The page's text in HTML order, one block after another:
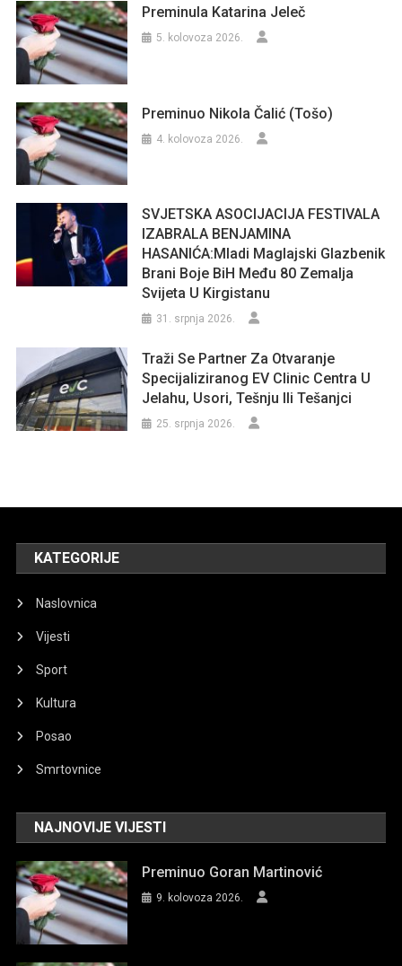
Preminula Katarina Jeleč
5. kolovoza 2026.
Preminuo Nikola Čalić (Tošo)
4. kolovoza 2026.
SVJETSKA ASOCIJACIJA FESTIVALA
IZABRALA BENJAMINA
HASANIĆA:Mladi Maglajski Glazbenik
Brani Boje BiH Među 80 Zemalja
Svijeta U Kirgistanu
31. srpnja 2026.
Traži Se Partner Za Otvaranje
Specijaliziranog EV Clinic Centra U
Jelahu, Usori, Tešnju Ili Tešanjci
25. srpnja 2026.
KATEGORIJE
Naslovnica
Vijesti
Sport
Kultura
Posao
Smrtovnice
NAJNOVIJE VIJESTI
Preminuo Goran Martinović
9. kolovoza 2026.